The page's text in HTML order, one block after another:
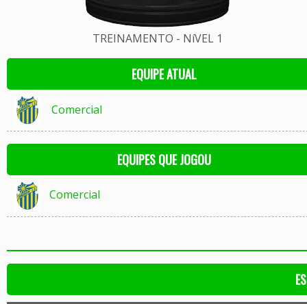
TREINAMENTO - NíVEL 1
EQUIPE ATUAL
Comercial
EQUIPES QUE JOGOU
Comercial